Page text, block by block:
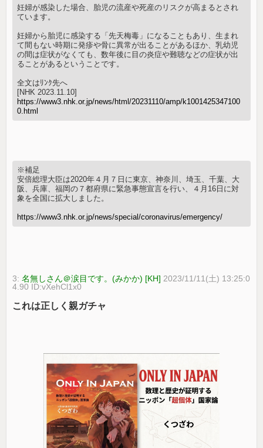
妊婦が感染した場合、胎児の流産や死産のリスクが高まるとされ
ています。
妊婦から胎児に感染する「先天梅毒」になることもあり、生まれ
て間もない時期に発疹や骨に異常が出ることがあるほか、乳幼児
の間は症状がなくても、数年後に目の炎症や難聴などの症状が出
ることがあるということです。
全文はﾘﾝｸ先へ
[NHK 2023.11.10]
https://www3.nhk.or.jp/news/html/20231110/amp/k1001425347100
0.html
※補足
安倍総理大臣は2020年４月７日に東京、神奈川、埼玉、千葉、大
阪、兵庫、福岡の７都府県に緊急事態宣言を行い、４月16日に対
象を全国に拡大しました。
https://www3.nhk.or.jp/news/special/coronavirus/emergency/
3:名無しさん＠涙目です。(みかか) [KH] 2023/11/11(土) 13:25:0
4.90 ID:vXehCl1x0
これは正しく親ガチャ